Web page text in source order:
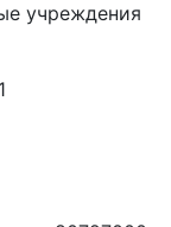
учреждения